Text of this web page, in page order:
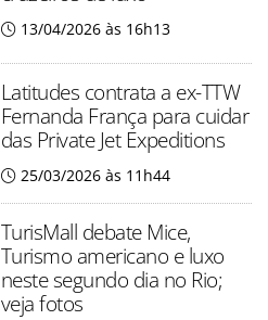
13/04/2026 às 16h13
Latitudes contrata a ex-TTW
Fernanda França para cuidar
das Private Jet Expeditions
25/03/2026 às 11h44
TurisMall debate Mice,
Turismo americano e luxo
neste segundo dia no Rio;
veja fotos